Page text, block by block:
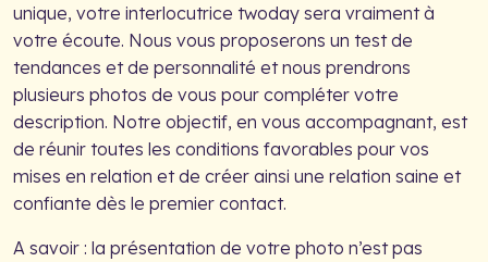
unique, votre interlocutrice twoday sera vraiment à
votre écoute. Nous vous proposerons un test de
tendances et de personnalité et nous prendrons
plusieurs photos de vous pour compléter votre
description. Notre objectif, en vous accompagnant, est
de réunir toutes les conditions favorables pour vos
mises en relation et de créer ainsi une relation saine et
confiante dès le premier contact.
A savoir : la présentation de votre photo n’est pas